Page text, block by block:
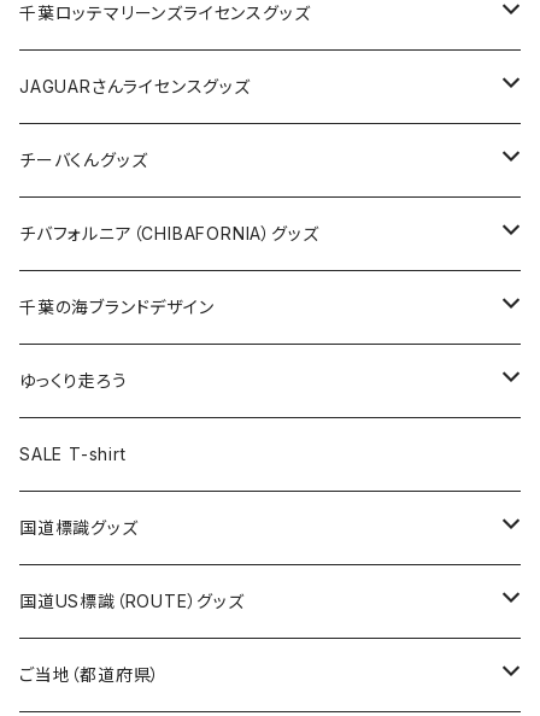
缶バッジ
ホテルキーホルダー
アクリルキーホルダー
ホテルキーホルダー
クリアファイル
Tシャツ
キャップ
トートバッグ
ランチバッグ
エコバッグ
キャップ
バッグ
ステッカー
缶バッジ
キーホルダー
クリアファイル
Tシャツ
キャップ
バッグ
ステッカー
缶バッジ
キーホルダー
クリアファイル
千葉ロッテマリーンズライセンスグッズ
ステッカー
ステッカー
ステッカー大
缶バッジ
缶バッジ32mm
缶バッジ54mm
エコバッグ
JAGUARさんコラボグッズ
Tシャツ
ステッカー
サコッシュ
ホテルキーホルダー
モーテルキーホルダー
トートバッグ
JAGUARさんライセンスグッズ
Tシャツ
ステッカー
缶バッジ
クリアファイル
マスク
エコバッグ
千葉ロッテマリーンズコラボ
チーバくんグッズ
Tシャツ
キャップ
エコバッグ
ステッカー
モーテルキーホルダー
ホテルキーホルダー
トートバッグ
チバフォルニア（CHIBAFORNIA）グッズ
Tシャツ
キャップ
ステッカー
ホテルキーホルダー
千葉の海ブランドデザイン
Tシャツ
キャップ
ステッカー
ゆっくり走ろう
Tシャツ
ステッカー
ホテルキーホルダー
SALE T-shirt
国道標識グッズ
ステッカー
国道0～99号線
Tシャツ
国道US標識（ROUTE）グッズ
ステッカー
ご当地（都道府県）